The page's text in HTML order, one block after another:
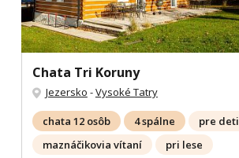
Chata Tri Koruny
Jezersko -Vysoké Tatry
chata 12 osôb 4 spálne
pre deti
maznáčikovia vítaní
pri lese